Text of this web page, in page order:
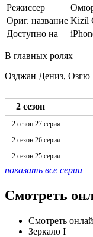
Режиссер
Ориг. название Kizil
Доступно на
В главных ролях
Озджан Дениз,
2 сезон
2 сезон 27 серия
2 сезон 26 серия
2 сезон 25 серия
показать все серии
Смотреть
Смотреть
Зеркало I